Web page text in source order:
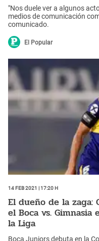
"Nos duele ver a algunos
medios de comunicación
comunicado.
El Popular
14 Feb 2021 | 17:20 h
El dueño de la zaga:
el Boca vs.
la Liga
Boca Juniors debuta en la